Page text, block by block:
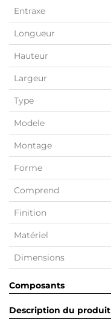
Entraxe
Longueur
Hauteur
Largeur
Type
Modele
Montage
Forme
Comprend
Finition
Matériel
Dimensions
Composants
Description du produit